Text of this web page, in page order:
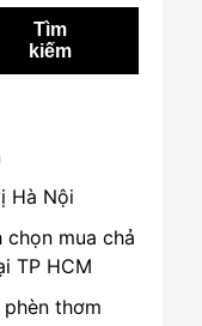
Tìm
kiếm
Hà Nội
chọn mua chả
TP HCM
thơm